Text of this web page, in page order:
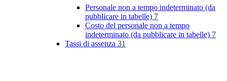
Personale non a tempo indeterminato (da
pubblicare in tabelle) 7
Costo del personale non a tempo
indeterminato (da pubblicare in tabelle) 7
Tassi di assenza 31